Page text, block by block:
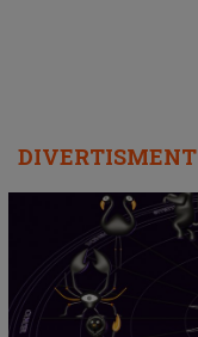
DIVERTISMENT